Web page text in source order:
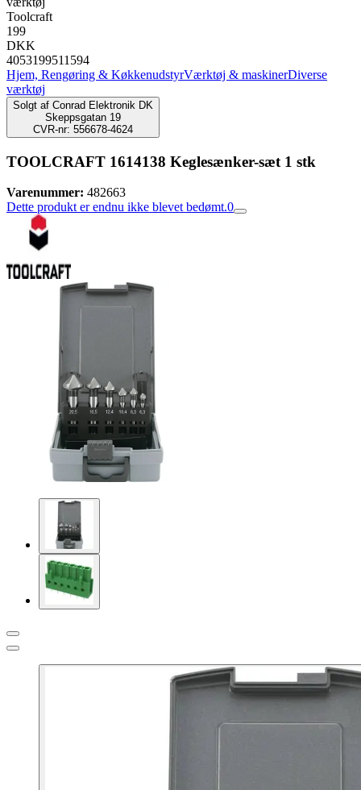
Toolcraft
199
DKK
4053199511594
Hjem, Rengøring & KøkkenudstyrVærktøj & maskinerDiverse
værktøj
Solgt af Conrad Elektronik DK
Skeppsgatan 19
CVR-nr: 556678-4624
TOOLCRAFT 1614138 Keglesænker-sæt 1 stk
Varenummer: 482663
Dette produkt er endnu ikke blevet bedømt.0